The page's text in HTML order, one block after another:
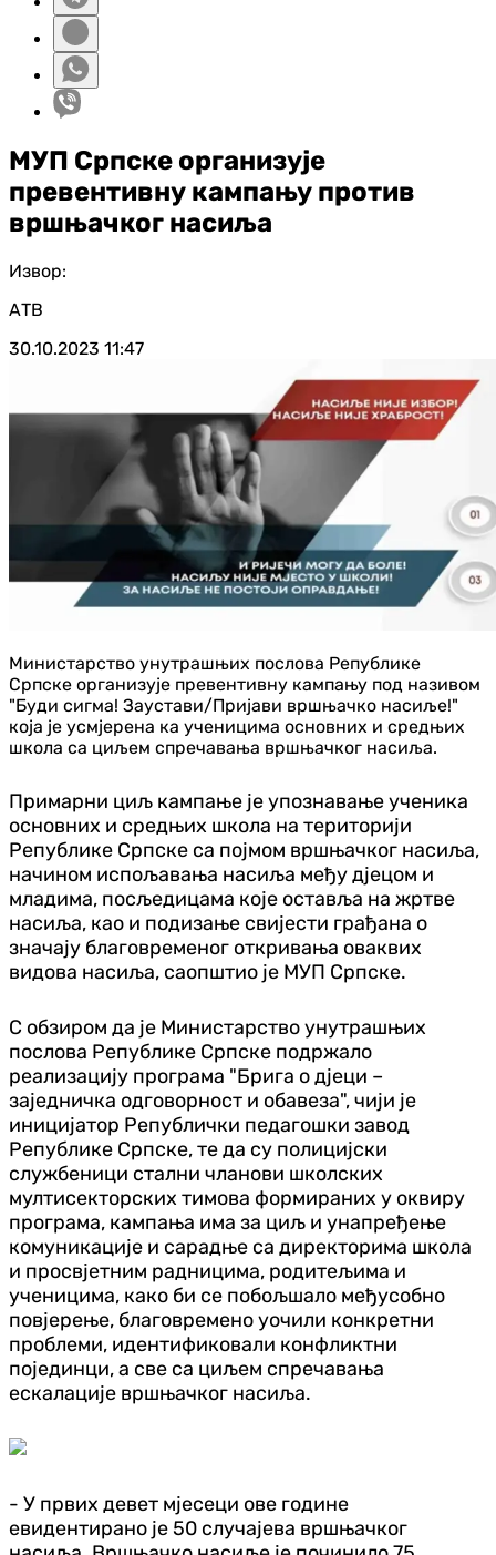
МУП Српске организује
превентивну кампању против
вршњачког насиља
Извор:
АТВ
30.10.2023 11:47
Министарство унутрашњих послова Републике
Српске организује превентивну кампању под називом
"Буди сигма! Заустави/Пријави вршњачко насиље!"
која је усмјерена ка ученицима основних и средњих
школа са циљем спречавања вршњачког насиља.
Примарни циљ кампање је упознавање ученика
основних и средњих школа на територији
Републике Српске са појмом вршњачког насиља,
начином испољавања насиља међу дјецом и
младима, посљедицама које оставља на жртве
насиља, као и подизање свијести грађана о
значају благовременог откривања оваквих
видова насиља, саопштио је МУП Српске.
С обзиром да је Министарство унутрашњих
послова Републике Српске подржало
реализацију програма "Брига о дјеци –
заједничка одговорност и обавеза", чији је
иницијатор Републички педагошки завод
Републике Српске, те да су полицијски
службеници стални чланови школских
мултисекторских тимова формираних у оквиру
програма, кампања има за циљ и унапређење
комуникације и сарадње са директорима школа
и просвјетним радницима, родитељима и
ученицима, како би се побољшало међусобно
повјерење, благовремено уочили конкретни
проблеми, идентификовали конфликтни
појединци, а све са циљем спречавања
ескалације вршњачког насиља.
- У првих девет мјесеци ове године
евидентирано је 50 случајева вршњачког